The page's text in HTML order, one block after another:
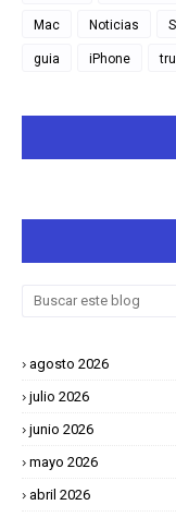
Mac Noticias
guia iPhone
agosto 2026
julio 2026
junio 2026
mayo 2026
abril 2026